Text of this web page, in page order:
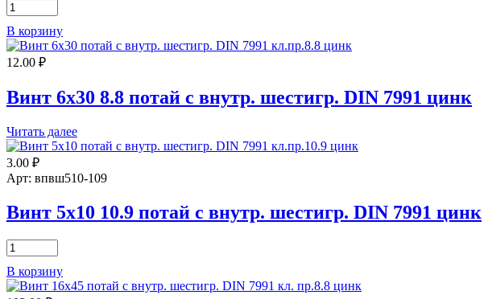
кл.пр.10.9
цинк,
неполн.
резьба
Количество
товара
Винт
3х8
10.9
с
внутр.
DIN
7991
В корзину
12.00 ₽
Винт 6х30 8.8 потай с внутр. шестигр. DIN 7991 цинк
Читать далее
3.00 ₽
Арт: впвш510-109
Винт 5х10 10.9 потай с внутр. шестигр. DIN 7991 цинк
Количество
товара
Винт
5х10
В корзину